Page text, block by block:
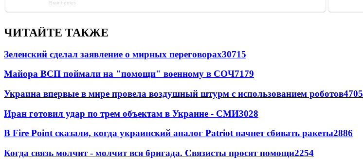
ЧИТАЙТЕ ТАКЖЕ
Зеленский сделал заявление о мирных переговорах30715
Майора ВСП поймали на "помощи" военному в СОЧ7179
Украина впервые в мире провела воздушный штурм с использованием роботов4705
Иран готовил удар по трем объектам в Украине - СМИ3028
В Fire Point сказали, когда украинский аналог Patriot начнет сбивать ракеты2886
Когда связь молчит - молчит вся бригада. Связисты просят помощи2254